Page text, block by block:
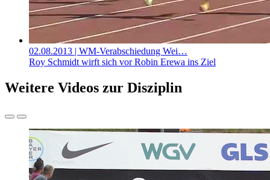
02.08.2013 | WM-Verabschiedung Wei…
Roy Schmidt wirft sich vor Robin Erewa ins Ziel
Weitere Videos zur Disziplin